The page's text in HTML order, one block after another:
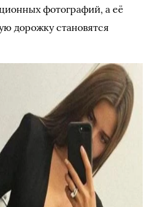
фотографий, а её
дорожку становятся